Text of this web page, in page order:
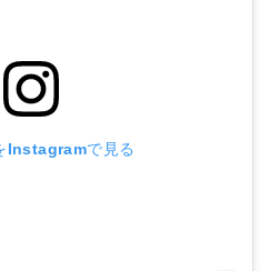
Instagramで見る